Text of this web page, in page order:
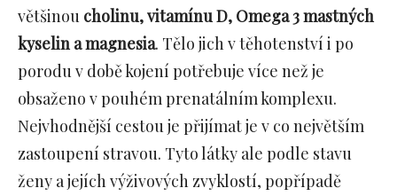
většinou cholinu, vitamínu D, Omega 3 mastných
kyselin a magnesia. Tělo jich v těhotenství i po
porodu v době kojení potřebuje více než je
obsaženo v pouhém prenatálním komplexu.
Nejvhodnější cestou je přijímat je v co největším
zastoupení stravou. Tyto látky ale podle stavu
ženy a jejích výživových zvyklostí, popřípadě